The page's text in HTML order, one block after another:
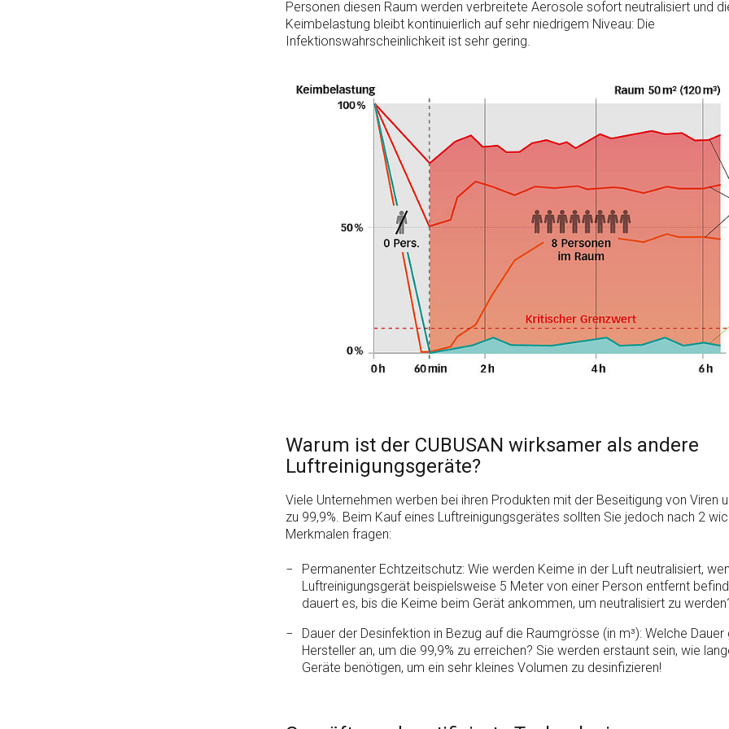
Personen diesen Raum werden verbreitete Aerosole sofort neutralisiert und
Keimbelastung bleibt kontinuierlich auf sehr niedrigem Niveau: Die
Infektionswahrscheinlichkeit ist sehr gering.
Warum ist der CUBUSAN wirksamer als andere
Luftreinigungsgeräte?
Viele Unternehmen werben bei ihren Produkten mit der Beseitigung von Viren
zu 99,9%. Beim Kauf eines Luftreinigungsgerätes sollten Sie jedoch nach 2
Merkmalen fragen:
Permanenter Echtzeitschutz: Wie werden Keime in der Luft neutralisiert,
Luftreinigungsgerät beispielsweise 5 Meter von einer Person entfernt
dauert es, bis die Keime beim Gerät ankommen, um neutralisiert zu
Dauer der Desinfektion in Bezug auf die Raumgrösse (in m³): Welche Dauer
Hersteller an, um die 99,9% zu erreichen? Sie werden erstaunt sein, wie
Geräte benötigen, um ein sehr kleines Volumen zu desinfizieren!